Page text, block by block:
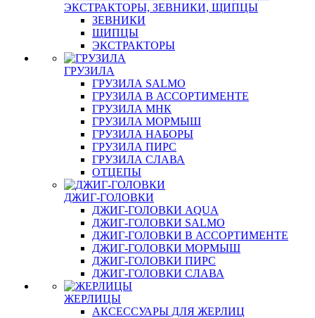
ЭКСТРАКТОРЫ, ЗЕВНИКИ, ЩИПЦЫ
ЗЕВНИКИ
ЩИПЦЫ
ЭКСТРАКТОРЫ
ГРУЗИЛА
ГРУЗИЛА SALMO
ГРУЗИЛА В АССОРТИМЕНТЕ
ГРУЗИЛА МНК
ГРУЗИЛА МОРМЫШ
ГРУЗИЛА НАБОРЫ
ГРУЗИЛА ПИРС
ГРУЗИЛА СЛАВА
ОТЦЕПЫ
ДЖИГ-ГОЛОВКИ
ДЖИГ-ГОЛОВКИ AQUA
ДЖИГ-ГОЛОВКИ SALMO
ДЖИГ-ГОЛОВКИ В АССОРТИМЕНТЕ
ДЖИГ-ГОЛОВКИ МОРМЫШ
ДЖИГ-ГОЛОВКИ ПИРС
ДЖИГ-ГОЛОВКИ СЛАВА
ЖЕРЛИЦЫ
АКСЕССУАРЫ ДЛЯ ЖЕРЛИЦ